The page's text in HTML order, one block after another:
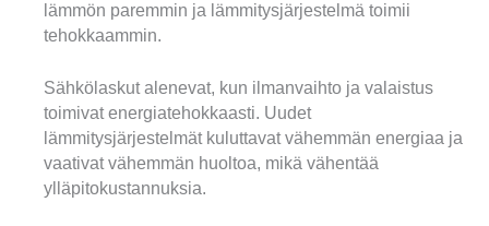
lämmön paremmin ja lämmitysjärjestelmä toimii
tehokkaammin.
Sähkölaskut alenevat, kun ilmanvaihto ja valaistus
toimivat energiatehokkaasti. Uudet
lämmitysjärjestelmät kuluttavat vähemmän energiaa ja
vaativat vähemmän huoltoa, mikä vähentää
ylläpitokustannuksia.